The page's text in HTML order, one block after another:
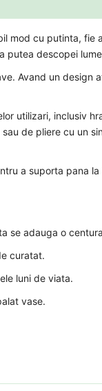
mod cu putinta, fie
descopei
Avand un
utilizari, inclusiv
de pliere cu un
a suporta pana
se adauga o
curatat.
luni de viata.
vase.